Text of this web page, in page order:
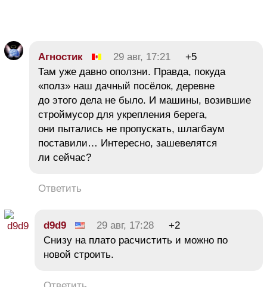
Агностик 29 авг, 17:21
+5
Там уже давно оползни. Правда, покуда
«полз» наш дачный посёлок, деревне
до этого дела не было. И машины, возившие
строймусор для укрепления берега,
они пытались не пропускать, шлагбаум
поставили… Интересно, зашевелятся
ли сейчас?
Ответить
d9d9 29 авг, 17:28
+2
Снизу на плато расчистить и можно по
новой строить.